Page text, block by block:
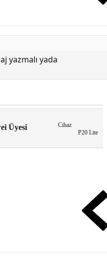
linkGiriş yap veya üye ol. [Gizli
yazmalı yada
Üyesi
Cihaz
P20 Lite